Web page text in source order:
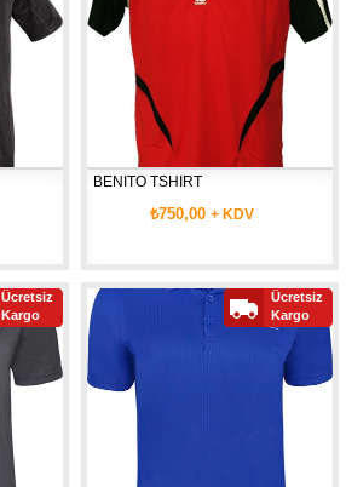
BENITO TSHIRT
₺750,00+ KDV
Ücretsiz
Kargo
Ücretsiz
Kargo